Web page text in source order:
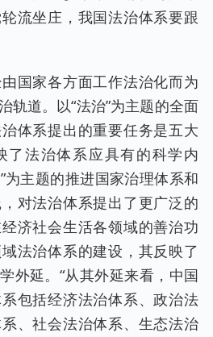
流坐庄，我国法治体系要跟
国家各方面工作法治化而为
轨道。以“法治”为主题的全面
体系提出的重要任务是五大
了法治体系应具有的科学内
为主题的推进国家治理体系和
对法治体系提出了更广泛的
济社会生活各领域的善治功
法治体系的建设，其反映了
外延。“从其外延来看，中国
包括经济法治体系、政治法
、社会法治体系、生态法治